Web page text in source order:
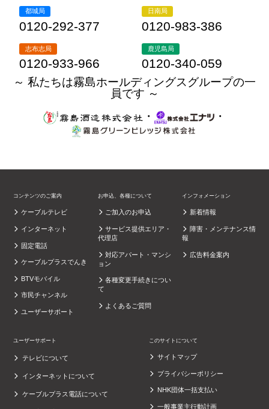
都城局
0120-292-377
日南局
0120-983-386
志布志局
0120-933-966
鹿児島局
0120-340-059
～ 私たちは霧島ホールディングスグループの一
員です ～
・
・
コンテンツのご案内
ケーブルテレビ
インターネット
固定電話
ケーブルプラスでんき
BTVモバイル
市民チャンネル
ユーザーサポート
お申込、各種について
ご加入のお申込
サービス提供エリア・
代理店
対応アパート・マンシ
ョン
各種変更手続きについ
て
よくあるご質問
インフォメーション
新着情報
障害・メンテナンス情
報
広告料金案内
ユーザーサポート
テレビについて
インターネットについて
ケーブルプラス電話について
このサイトについて
サイトマップ
プライバシーポリシー
NHK団体一括支払い
一般事業主行動計画